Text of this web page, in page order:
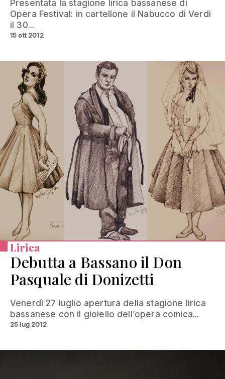
Presentata la stagione lirica bassanese di
Opera Festival: in cartellone il Nabucco di Verdi
il 30...
15 ott 2012
Lirica
Debutta a Bassano il Don
Pasquale di Donizetti
Venerdì 27 luglio apertura della stagione lirica
bassanese con il gioiello dell’opera comica...
25 lug 2012